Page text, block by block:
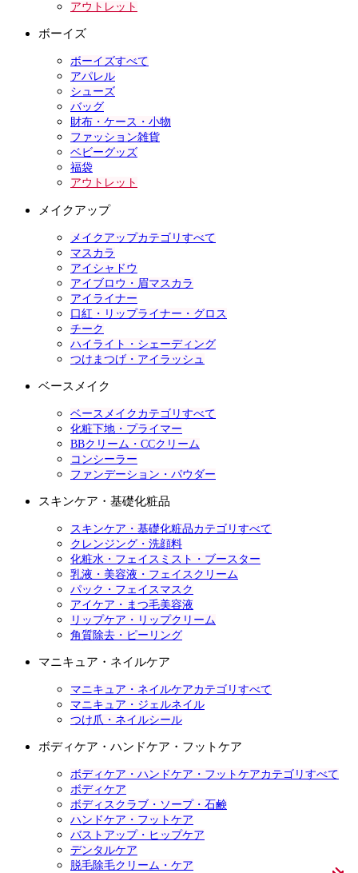
アウトレット
ボーイズ
ボーイズすべて
アパレル
シューズ
バッグ
財布・ケース・小物
ファッション雑貨
ベビーグッズ
福袋
アウトレット
メイクアップ
メイクアップカテゴリすべて
マスカラ
アイシャドウ
アイブロウ・眉マスカラ
アイライナー
口紅・リップライナー・グロス
チーク
ハイライト・シェーディング
つけまつげ・アイラッシュ
ベースメイク
ベースメイクカテゴリすべて
化粧下地・プライマー
BBクリーム・CCクリーム
コンシーラー
ファンデーション・パウダー
スキンケア・基礎化粧品
スキンケア・基礎化粧品カテゴリすべて
クレンジング・洗顔料
化粧水・フェイスミスト・ブースター
乳液・美容液・フェイスクリーム
パック・フェイスマスク
アイケア・まつ毛美容液
リップケア・リップクリーム
角質除去・ピーリング
マニキュア・ネイルケア
マニキュア・ネイルケアカテゴリすべて
マニキュア・ジェルネイル
つけ爪・ネイルシール
ボディケア・ハンドケア・フットケア
ボディケア・ハンドケア・フットケアカテゴリすべて
ボディケア
ボディスクラブ・ソープ・石鹸
ハンドケア・フットケア
バストアップ・ヒップケア
デンタルケア
脱毛除毛クリーム・ケア